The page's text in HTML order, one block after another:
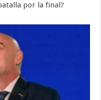
por la final?